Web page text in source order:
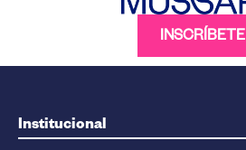
INSCRÍBETE
Institucional